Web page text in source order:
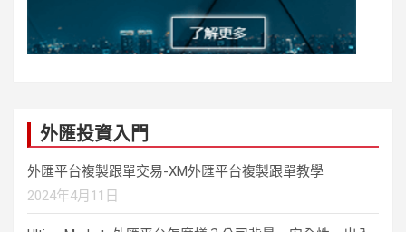
外匯投資入門
外匯平台複製跟單交易-XM外匯平台複製跟單教學
2024年4月11日